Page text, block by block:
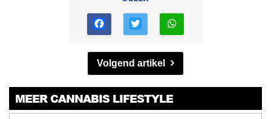
Volgend artikel
MEER CANNABIS LIFESTYLE